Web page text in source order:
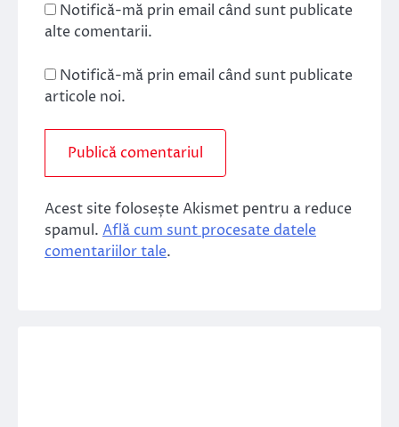
Notifică-mă prin email când sunt publicate
alte comentarii.
Notifică-mă prin email când sunt publicate
articole noi.
Acest site folosește Akismet pentru a reduce
spamul. Află cum sunt procesate datele
comentariilor tale.